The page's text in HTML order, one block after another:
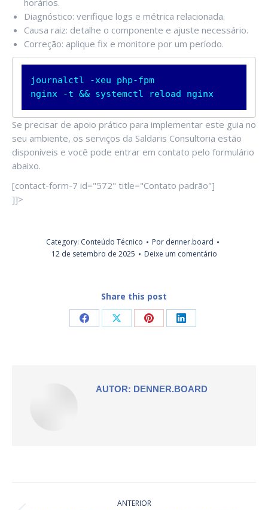
horários.
Diagnóstico: verifique logs e métrica relacionada.
Causa raiz: detalhe o componente e ajuste necessário.
Correção: aplique fix e monitore por um período.
journalctl -xeu php-fpm
nginx -t && systemctl reload nginx
Se precisar de apoio prático para implementar este guia no
seu ambiente, os serviços da Saldaris Consultoria estão
disponíveis e você pode entrar em contato pelo formulário
abaixo.
[contact-form-7 id="572" title="Contato padrão"]
]]>
Category: Conteúdo Técnico Por denner.board
12 de setembro de 2025
Deixe um comentário
Share this post
CompartilharCompartilharCompartilharCompartilhar
AUTOR: DENNER.BOARD
ANTERIOR